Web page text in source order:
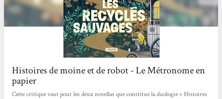
Histoires de moine et de robot - Le Métronome en
papier
Cette critique vaut pour les deux novellas que constitue la duologie « Histoires